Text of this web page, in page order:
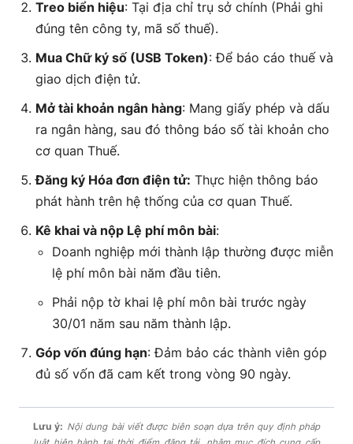
Treo biển hiệu: Tại địa chỉ trụ sở chính (Phải ghi
đúng tên công ty, mã số thuế).
Mua Chữ ký số (USB Token): Để báo cáo thuế và
giao dịch điện tử.
Mở tài khoản ngân hàng: Mang giấy phép và dấu
ra ngân hàng, sau đó thông báo số tài khoản cho
cơ quan Thuế.
Đăng ký Hóa đơn điện tử: Thực hiện thông báo
phát hành trên hệ thống của cơ quan Thuế.
Kê khai và nộp Lệ phí môn bài:
Doanh nghiệp mới thành lập thường được miễn
lệ phí môn bài năm đầu tiên.
Phải nộp tờ khai lệ phí môn bài trước ngày
30/01 năm sau năm thành lập.
Góp vốn đúng hạn: Đảm bảo các thành viên góp
đủ số vốn đã cam kết trong vòng 90 ngày.
Lưu ý: Nội dung bài viết được biên soạn dựa trên quy định pháp